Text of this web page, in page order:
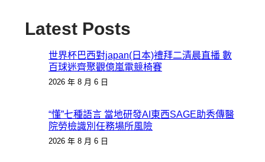
Latest Posts
世界杯巴西對japan(日本)禮拜二清晨直播 數
百球迷齊聚觀億嵐電競椅賽
2026 年 8 月 6 日
“懂”七種語言 當地研發AI東西SAGE助秀傳醫
院勞檢識別任務場所風險
2026 年 8 月 6 日